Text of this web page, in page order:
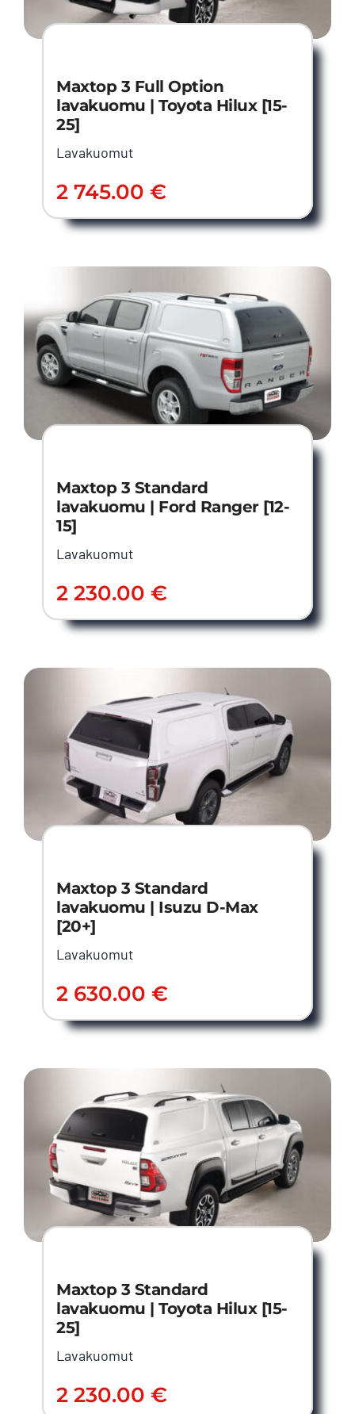
Maxtop 3 Full Option
lavakuomu | Toyota Hilux [15-
25]
Lavakuomut
2 745.00€
Maxtop 3 Standard
lavakuomu | Ford Ranger [12-
15]
Lavakuomut
2 230.00€
Maxtop 3 Standard
lavakuomu | Isuzu D-Max
[20+]
Lavakuomut
2 630.00€
Maxtop 3 Standard
lavakuomu | Toyota Hilux [15-
25]
Lavakuomut
2 230.00€